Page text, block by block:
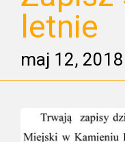
letnie
maj 12, 2018